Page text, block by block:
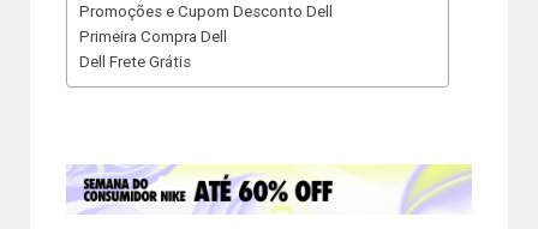
Promoções e Cupom Desconto Dell
Primeira Compra Dell
Dell Frete Grátis